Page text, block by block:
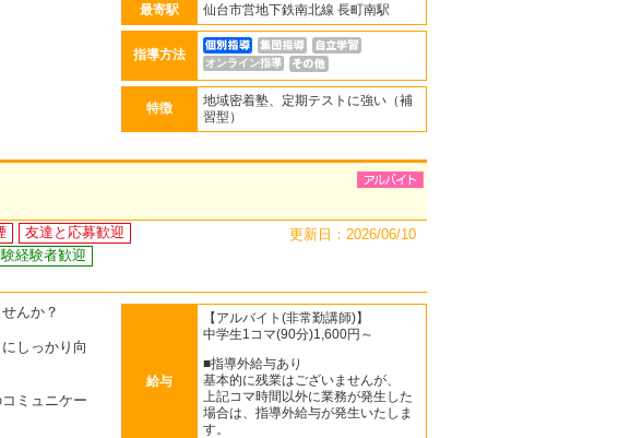
最寄駅 仙台市営地下鉄南北線 長町南駅
指導方法
オンライン指導
特徴
地域密着塾、定期テストに強い（補
習型）
友達と応募歓迎
経験者歓迎
更新日：2026/06/10
んか？
しっかり向
ミュニケー
給与
【アルバイト(非常勤講師)】
中学生1コマ(90分)1,600円～
■指導外給与あり
基本的に残業はございませんが、
上記コマ時間以外に業務が発生した
場合は、指導外給与が発生いたしま
す。